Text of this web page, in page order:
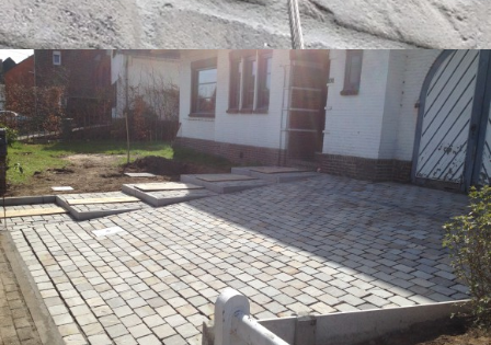
OPRIT IN KANDLA KASSEI